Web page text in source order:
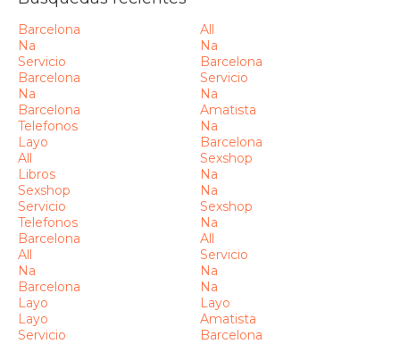
Barcelona
All
Na
Na
Servicio
Barcelona
Barcelona
Servicio
Na
Na
Barcelona
Amatista
Telefonos
Na
Layo
Barcelona
All
Sexshop
Libros
Na
Sexshop
Na
Servicio
Sexshop
Telefonos
Na
Barcelona
All
All
Servicio
Na
Na
Barcelona
Na
Layo
Layo
Layo
Amatista
Servicio
Barcelona